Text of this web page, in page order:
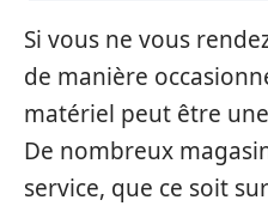
Si vous ne vous
de manière
matériel peut être
De nombreux
service, que ce soit